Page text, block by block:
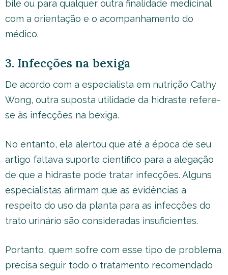
bile ou para qualquer outra finalidade medicinal
com a orientação e o acompanhamento do
médico.
3. Infecções na bexiga
De acordo com a especialista em nutrição Cathy
Wong, outra suposta utilidade da hidraste refere-
se às infecções na bexiga.
No entanto, ela alertou que até a época de seu
artigo faltava suporte científico para a alegação
de que a hidraste pode tratar infecções. Alguns
especialistas afirmam que as evidências a
respeito do uso da planta para as infecções do
trato urinário são consideradas insuficientes.
Portanto, quem sofre com esse tipo de problema
precisa seguir todo o tratamento recomendado